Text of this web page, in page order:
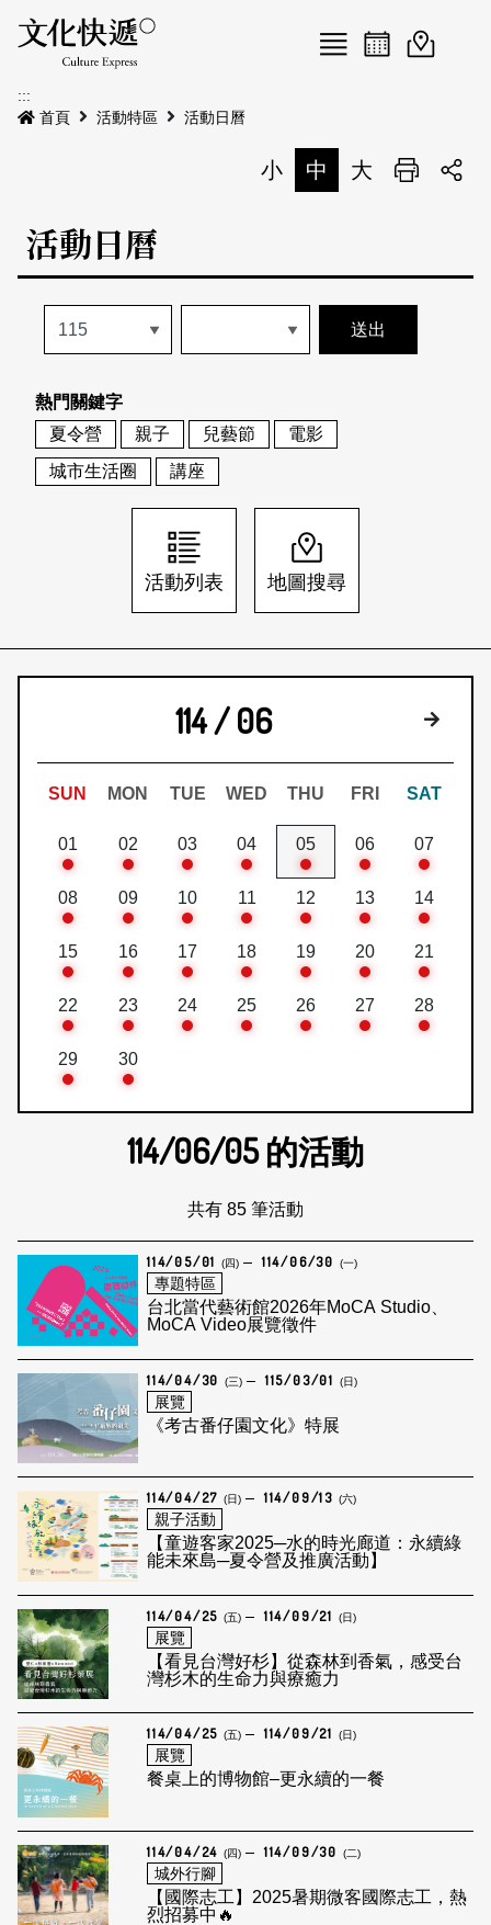
Menu
最新公告
本期專題
歷史專題
活動特區
活動列表
地圖搜尋
關於我們
關於我們
刊物索取地點
會員基本資料
刊登活動
網站導覽 English
日本語 登入/註冊
活動日曆活動地圖
:::
首頁
活動特區 活動日曆
小 中 大 列印
活動日曆
熱門關鍵字
夏令營
親子 兒藝節
電影
城市生活圈
講座
活動列表 地圖搜尋
114 / 06 下個月
SUN MON TUE WED THU FRI SAT
01 02 03 04 05 06 07
08 09 10 11 12 13 14
15 16 17 18 19 20 21
22 23 24 25 26 27 28
29 30
114/06/05的活動
共有 85 筆活動
114/05/01 (四) 114/06/30 (一)
專題特區
台北當代藝術館2026年MoCA Studio、
MoCA Video展覽徵件
114/04/30 (三) 115/03/01 (日)
展覽
《考古番仔園文化》特展
114/04/27 (日) 114/09/13 (六)
親子活動
【童遊客家2025─水的時光廊道：永續綠
能未來島─夏令營及推廣活動】
114/04/25 (五) 114/09/21 (日)
展覽
【看見台灣好杉】從森林到香氣，感受台
灣杉木的生命力與療癒力
114/04/25 (五) 114/09/21 (日)
展覽
餐桌上的博物館–更永續的一餐
114/04/24 (四) 114/09/30 (二)
城外行腳
【國際志工】2025暑期微客國際志工，熱
烈招募中🔥